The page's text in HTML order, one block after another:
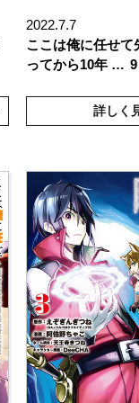
2022.7.7
ここは俺に任せて
ってから10年 … 9
詳しく